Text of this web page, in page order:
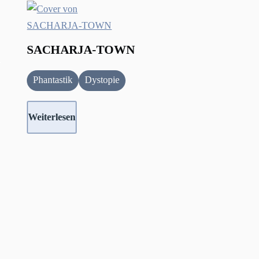
SACHARJA-TOWN
Phantastik Dystopie
Weiterlesen